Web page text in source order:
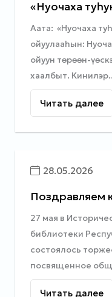
«Нуочаха
Аата: «Нуочаха
ойуулааһын:
ойуун төрөөн-
хаалбыт.
Читать далее
28.05.2026
Поздравляем
27 мая в
библиотеки
состоялось
посвященное
Читать далее